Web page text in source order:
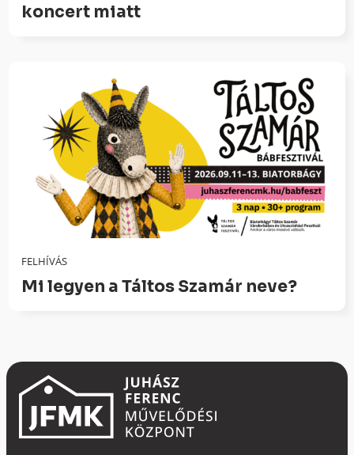
koncert miatt
FELHÍVÁS
Mi legyen a Táltos Szamár neve?